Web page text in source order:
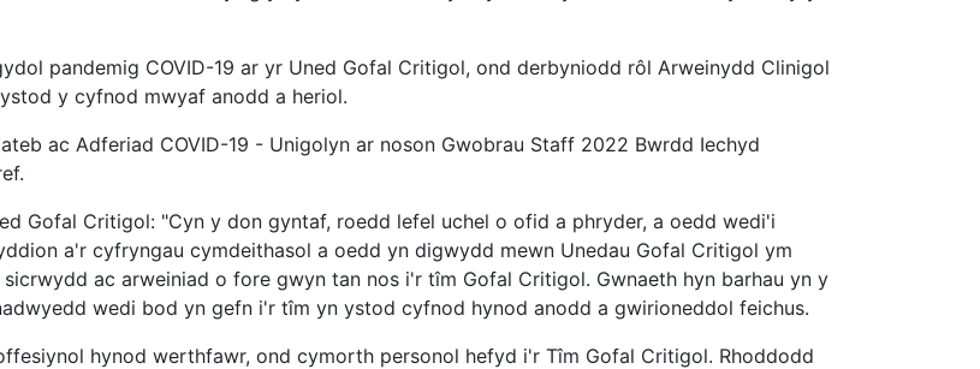
pandemig COVID-19 ar yr Uned Gofal Critigol, ond derbyniodd rôl Arweinydd Clinigol
y cyfnod mwyaf anodd a heriol.
ac Adferiad COVID-19 - Unigolyn ar noson Gwobrau Staff 2022 Bwrdd Iechyd
Gofal Critigol: "Cyn y don gyntaf, roedd lefel uchel o ofid a phryder, a oedd wedi'i
a'r cyfryngau cymdeithasol a oedd yn digwydd mewn Unedau Gofal Critigol ym
ac arweiniad o fore gwyn tan nos i'r tîm Gofal Critigol. Gwnaeth hyn barhau yn y
wedi bod yn gefn i'r tîm yn ystod cyfnod hynod anodd a gwirioneddol feichus.
hynod werthfawr, ond cymorth personol hefyd i'r Tîm Gofal Critigol. Rhoddodd